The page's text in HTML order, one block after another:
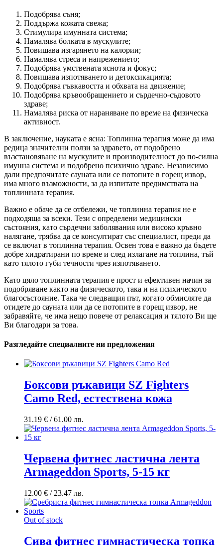
Подобрява съня;
Поддържа кожата свежа;
Стимулира имунната система;
Намалява болката в мускулите;
Повишава изгарянето на калории;
Намалява стреса и напрежението;
Подобрява умствената яснота и фокус;
Повишава изпотяването и детоксикацията;
Подобрява гъвкавостта и обхвата на движение;
Подобрява кръвообращението и сърдечно-съдовото
здраве;
Намалява риска от нараняване по време на физическа
активност.
В заключение, науката е ясна: Топлинна терапия може да има
редица значителни ползи за здравето, от подобрено
възстановяване на мускулите и производителност до по-силна
имунна система и подобрено психично здраве. Независимо
дали предпочитате сауната или се потопите в горещ извор,
има много възможности, за да изпитате предимствата на
топлинната терапия.
Важно е обаче да се отбележи, че топлинна терапия не е
подходяща за всеки. Тези с определени медицински
състояния, като сърдечни заболявания или високо кръвно
налягане, трябва да се консултират със специалист, преди да
се включат в топлинна терапия. Освен това е важно да бъдете
добре хидратирани по време и след излагане на топлина, тъй
като тялото губи течности чрез изпотяването.
Като цяло топлинната терапия е прост и ефективен начин за
подобряване както на физическото, така и на психическото
благосъстояние. Така че следващия път, когато обмисляте да
отидете до сауната или да се потопите в горещ извор, не
забравяйте, че има нещо повече от релаксация и тялото Ви ще
Ви благодари за това.
Разгледайте специалните ни предложения
Боксови ръкавици SZ Fighters
Camo Red, естествена кожа
31.19 € / 61.00 лв.
Червена фитнес ластична лента
Armageddon Sports, 5-15 кг
12.00 € / 23.47 лв.
Out of stock
Сива фитнес гимнастическа топка